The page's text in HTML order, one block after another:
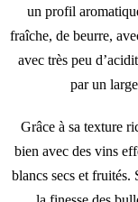
un profil
fraîche, de beurre,
avec très peu
par un
Grâce à sa texture
bien avec des vins
blancs secs et fruités.